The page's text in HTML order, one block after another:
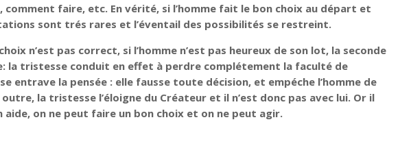
comment faire, etc. En vérité, si l’homme fait le bon choix au départ et
sont trés rares et l’éventail des possibilités se restreint.
n’est pas correct, si l’homme n’est pas heureux de son lot, la seconde
la tristesse conduit en effet à perdre complétement la faculté de
entrave la pensée : elle fausse toute décision, et empéche l’homme de
outre, la tristesse l’éloigne du Créateur et il n’est donc pas avec lui. Or il
aide, on ne peut faire un bon choix et on ne peut agir.